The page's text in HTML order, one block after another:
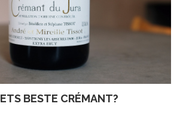
BESTE CRÉMANT?